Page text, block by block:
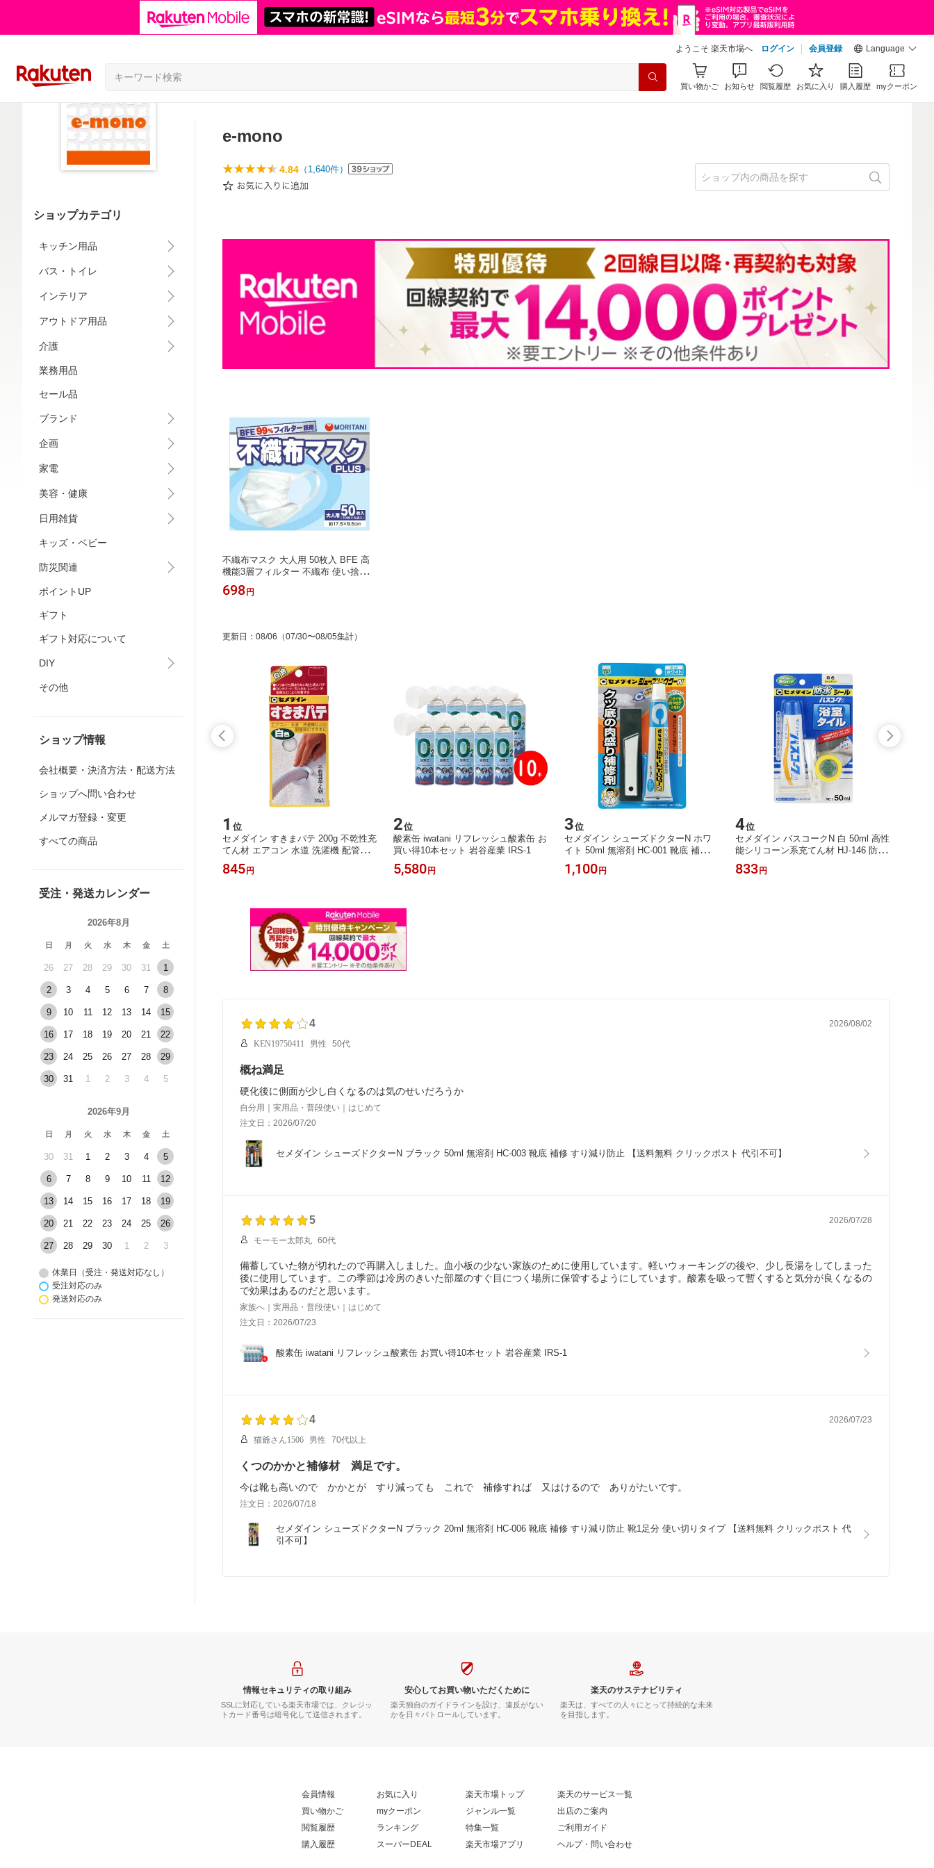
ようこそ 楽天市場へ ログイン 会員登録 Language
買い物かご お知らせ 閲覧履歴 お気に入り 購入履歴 myクーポン
ショップカテゴリ
キッチン用品
バス・トイレ
インテリア
アウトドア用品
介護
業務用品
セール品
ブランド
企画
家電
美容・健康
日用雑貨
キッズ・ベビー
防災関連
ポイントUP
ギフト
ギフト対応について
DIY
その他
ショップ情報
会社概要・決済方法・配送方法
ショップへ問い合わせ
メルマガ登録・変更
すべての商品
受注・発送カレンダー
2026年8月
日 月 火 水 木 金 土
26 27 28 29 30 31 1
2 3 4 5 6 7 8
9 10 11 12 13 14 15
16 17 18 19 20 21 22
23 24 25 26 27 28 29
30 31 1 2 3 4 5
2026年9月
日 月 火 水 木 金 土
30 31 1 2 3 4 5
6 7 8 9 10 11 12
13 14 15 16 17 18 19
20 21 22 23 24 25 26
27 28 29 30 1 2 3
休業日（受注・発送対応なし）
受注対応のみ
発送対応のみ
e-mono
4.84 （ 1,640件）
不織布マスク 大人用 50枚入 BFE 高
機能3層フィルター 不織布 使い捨て
耳ひも 太い 風邪 花粉 ほこり 予防mo
ritani 自社製品
698円
更新日 ： 08/06 （07/30〜08/05集計）
15
ミツギロン たおれんゾウ 家具転倒防
不可】
1 位
セメダイン すきまパテ 200g 不乾性充
てん材 エアコン 水道 洗濯機 配管部
すきま 【送料無料 クリックポスト 代
引不可】
845円
2位
酸素缶 iwatani リフレッシュ酸素缶 お
買い得10本セット 岩谷産業 IRS-1
5,580円
3位
セメダイン シューズドクターN ホワ
イト 50ml 無溶剤 HC-001 靴底 補修
すり減り防止 【送料無料 クリックポ
スト 代引不可】
1,100円
4位
セメダイン バスコークN 白 50ml 高性
能シリコーン系充てん材 HJ-146 防水
シール 防カビ剤入り 浴室 タイル ア
クリル浴槽 ポリカーボネート 【送料
833円
4 2026/08/02
KEN19750411 男性 50代
概ね満足
硬化後に側面が少し白くなるのは気のせいだろうか
自分用｜実用品・普段使い｜はじめて
注文日：2026/07/20
セメダイン シューズドクターN ブラック 50ml 無溶剤 HC-003 靴底 補修 すり減り防止 【送料無料 クリックポスト 代引不可】
5 2026/07/28
モーモー太郎丸 60代
備蓄していた物が切れたので再購入しました。血小板の少ない家族のために使用しています。軽いウォーキングの後や、少し長湯をしてしまった
後に使用しています。この季節は冷房のきいた部屋のすぐ目につく場所に保管するようにしています。酸素を吸って暫くすると気分が良くなるの
で効果はあるのだと思います。
家族へ｜実用品・普段使い｜はじめて
注文日：2026/07/23
酸素缶 iwatani リフレッシュ酸素缶 お買い得10本セット 岩谷産業 IRS-1
4 2026/07/23
猫爺さん1506 男性 70代以上
くつのかかと補修材 満足です。
今は靴も高いので かかとが すり減っても これで 補修すれば 又はけるので ありがたいです。
注文日：2026/07/18
セメダイン シューズドクターN ブラック 20ml 無溶剤 HC-006 靴底 補修 すり減り防止 靴1足分 使い切りタイプ 【送料無料 クリックポスト 代
引不可】
情報セキュリティの取り組み
SSLに対応している楽天市場では、クレジッ
トカード番号は暗号化して送信されます。
安心してお買い物いただくために
楽天独自のガイドラインを設け、違反がない
かを日々パトロールしています。
楽天のサステナビリティ
楽天は、すべての人々にとって持続的な未来
を目指します。
会員情報
買い物かご
閲覧履歴
購入履歴
お気に入り
myクーポン
ランキング
スーパーDEAL
楽天市場トップ
ジャンル一覧
特集一覧
楽天市場アプリ
楽天のサービス一覧
出店のご案内
ご利用ガイド
ヘルプ・問い合わせ